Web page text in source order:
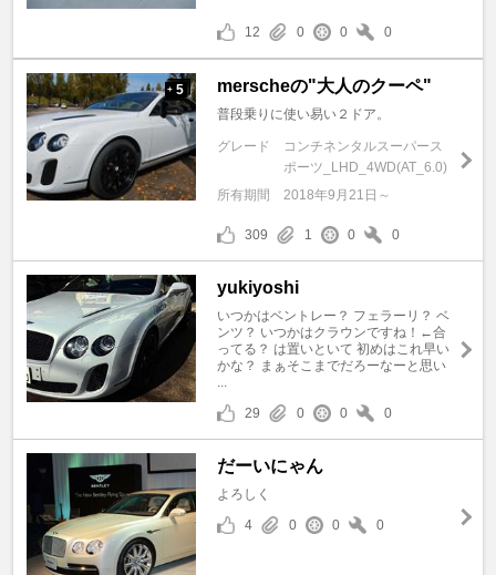
12 0 0 0
+ 5 merscheの"大人のクーペ"
普段乗りに使い易い２ドア。
グレード
コンチネンタルスーパース
ポーツ_LHD_4WD(AT_6.0)
所有期間
2018年9月21日～
309 1 0 0
yukiyoshi
いつかはベントレー？ フェラーリ？ ベ
ンツ？ いつかはクラウンですね！←合
ってる？ は置いといて 初めはこれ早い
かな？ まぁそこまでだろーなーと思い
...
29
0 0 0
だーいにゃん
よろしく
4
0 0 0